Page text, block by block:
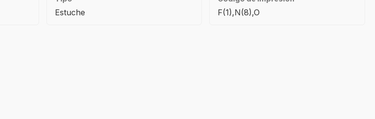
Estuche F(1),N(8),O